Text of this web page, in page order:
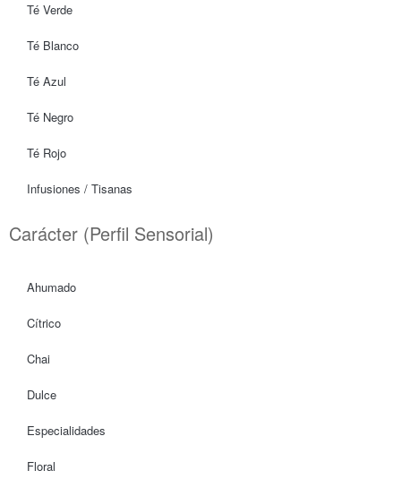
Té Verde
Té Blanco
Té Azul
Té Negro
Té Rojo
Infusiones / Tisanas
Carácter (Perfil Sensorial)
Ahumado
Cítrico
Chai
Dulce
Especialidades
Floral